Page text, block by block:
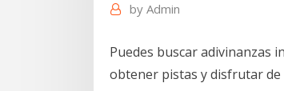
by Admin
Puedes buscar adivinanzas
obtener pistas y disfrutar de